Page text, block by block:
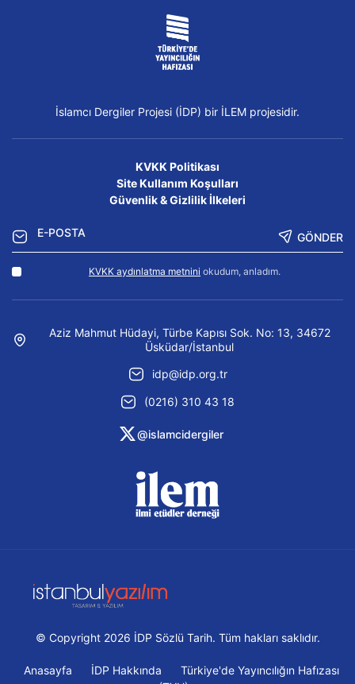
İslamcı Dergiler Projesi (İDP) bir İLEM projesidir.
KVKK Politikası
Site Kullanım Koşulları
Güvenlik & Gizlilik İlkeleri
GÖNDER
KVKK aydınlatma metnini okudum, anladım.
Aziz Mahmut Hüdayi, Türbe Kapısı Sok. No: 13, 34672
Üsküdar/İstanbul
idp@idp.org.tr
(0216) 310 43 18
@islamcidergiler
© Copyright 2026 İDP Sözlü Tarih. Tüm hakları saklıdır.
Anasayfa İDP Hakkında
Türkiye'de Yayıncılığın Hafızası